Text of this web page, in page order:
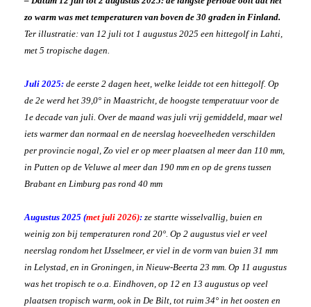
zo warm was met temperaturen van boven de 30 graden in Finland.
Ter illustratie: van 12 juli tot 1 augustus 2025 een hittegolf in Lahti,
met 5 tropische dagen.
Juli 2025: de eerste 2 dagen heet, welke leidde tot een hittegolf. Op
de 2e werd het 39,0° in Maastricht, de hoogste temperatuur voor de
1e decade van juli. Over de maand was juli vrij gemiddeld, maar wel
iets warmer dan normaal en de neerslag hoeveelheden verschilden
per provincie nogal, Zo viel er op meer plaatsen al meer dan 110 mm,
in Putten op de Veluwe al meer dan 190 mm en op de grens tussen
Brabant en Limburg pas rond 40 mm
Augustus 2025 (met juli 2026): ze startte wisselvallig, buien en
weinig zon bij temperaturen rond 20°. Op 2 augustus viel er veel
neerslag rondom het IJsselmeer, er viel in de vorm van buien 31 mm
in Lelystad, en in Groningen, in Nieuw-Beerta 23 mm. Op 11 augustus
was het tropisch te o.a. Eindhoven, op 12 en 13 augustus op veel
plaatsen tropisch warm, ook in De Bilt, tot ruim 34° in het oosten en